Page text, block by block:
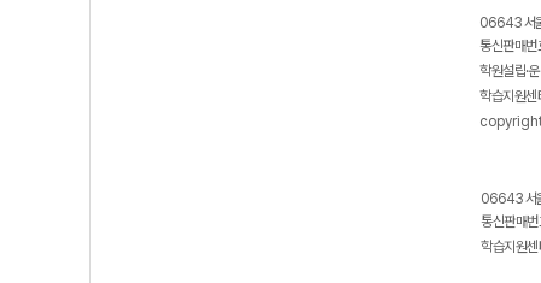
06643 서
통신판매
학원설립·
학습지원
06643 서
통신판매
학습지원